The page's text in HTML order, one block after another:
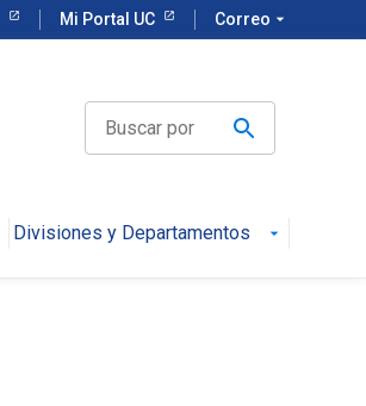
Mi Portal UC Correo arrow_drop_down
Divisiones y Departamentos